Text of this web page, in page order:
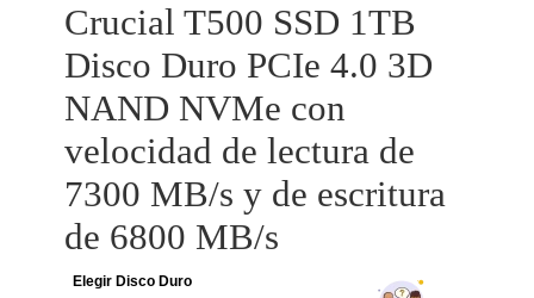
Crucial T500 SSD 1TB
Disco Duro PCIe 4.0 3D
NAND NVMe con
velocidad de lectura de
7300 MB/s y de escritura
de 6800 MB/s
Elegir Disco Duro